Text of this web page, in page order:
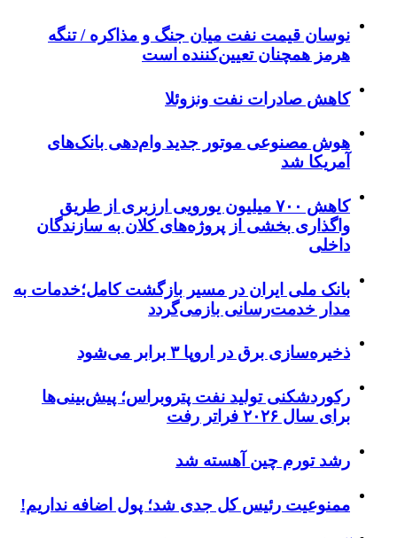
نوسان قیمت نفت میان جنگ و مذاکره / تنگه
هرمز همچنان تعیین‌کننده است
کاهش صادرات نفت ونزوئلا
هوش مصنوعی موتور جدید وام‌دهی بانک‌های
آمریکا شد
کاهش ۷۰۰ میلیون یورویی ارزبری از طریق
واگذاری بخشی از پروژه‌های کلان به سازندگان
داخلی
بانک ملی ایران در مسیر بازگشت کامل؛خدمات به
مدار خدمت‌رسانی بازمی‌گردد
ذخیره‌سازی برق در اروپا ۳ برابر می‌شود
رکوردشکنی تولید نفت پتروبراس؛ پیش‌بینی‌ها
برای سال ۲۰۲۶ فراتر رفت
رشد تورم چین آهسته شد
ممنوعیت رئیس کل جدی شد؛ پول اضافه نداریم!